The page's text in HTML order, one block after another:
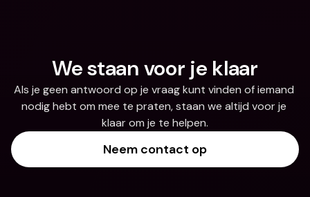
We staan voor je klaar
Als je geen antwoord op je vraag kunt vinden of iemand
nodig hebt om mee te praten, staan we altijd voor je
klaar om je te helpen.
Neem contact op